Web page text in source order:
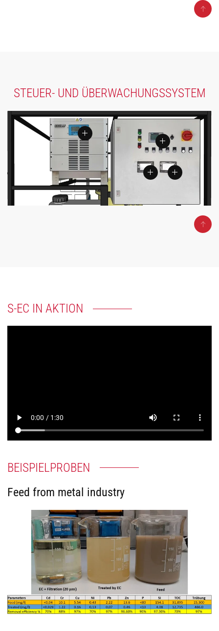
STEUER- UND ÜBERWACHUNGSSYSTEM
S-EC IN AKTION
BEISPIELPROBEN
Feed from metal industry